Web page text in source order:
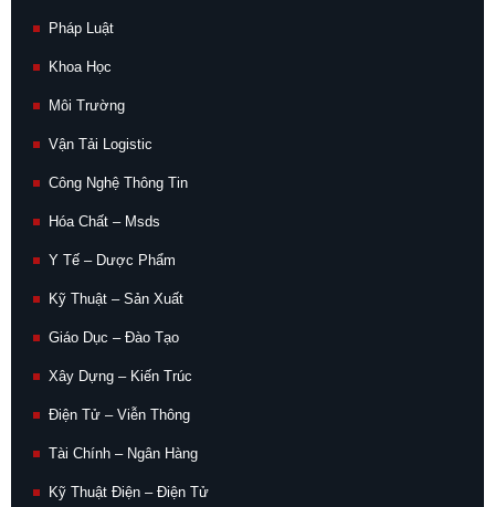
Pháp Luật
Khoa Học
Môi Trường
Vận Tải Logistic
Công Nghệ Thông Tin
Hóa Chất – Msds
Y Tế – Dược Phẩm
Kỹ Thuật – Sản Xuất
Giáo Dục – Đào Tạo
Xây Dựng – Kiến Trúc
Điện Tử – Viễn Thông
Tài Chính – Ngân Hàng
Kỹ Thuật Điện – Điện Tử